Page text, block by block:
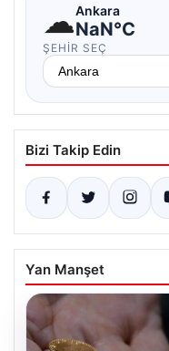
☁Ankara
NaN°C
ŞEHIR SEÇ
Bizi Takip Edin
Yan Manşet